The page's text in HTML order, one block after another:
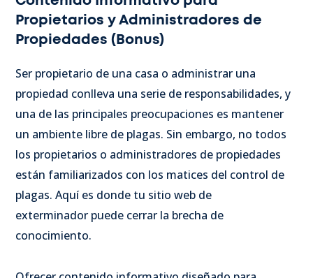
Propietarios y Administradores de
Propiedades (Bonus)
Ser propietario de una casa o administrar una
propiedad conlleva una serie de responsabilidades, y
una de las principales preocupaciones es mantener
un ambiente libre de plagas. Sin embargo, no todos
los propietarios o administradores de propiedades
están familiarizados con los matices del control de
plagas. Aquí es donde tu sitio web de
exterminador puede cerrar la brecha de
conocimiento.